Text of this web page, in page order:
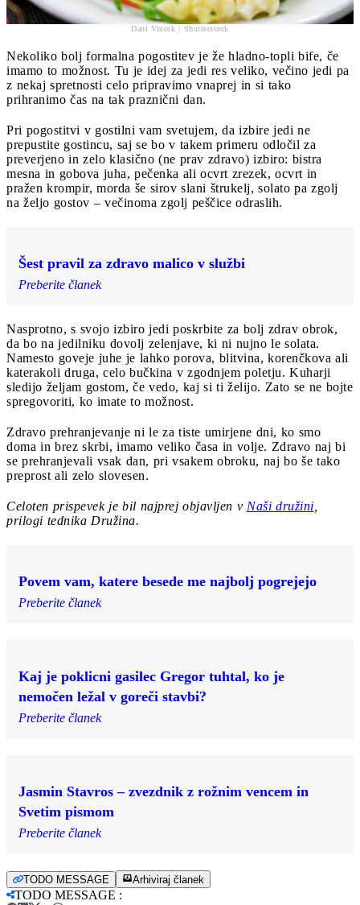
Dani Vincek | Shutterstock
Nekoliko bolj formalna pogostitev je že hladno-topli bife, če
imamo to možnost. Tu je idej za jedi res veliko, večino jedi pa
z nekaj spretnosti celo pripravimo vnaprej in si tako
prihranimo čas na tak praznični dan.
Pri pogostitvi v gostilni vam svetujem, da izbire jedi ne
prepustite gostincu, saj se bo v takem primeru odločil za
preverjeno in zelo klasično (ne prav zdravo) izbiro: bistra
mesna in gobova juha, pečenka ali ocvrt zrezek, ocvrt in
pražen krompir, morda še sirov slani štrukelj, solato pa zgolj
na željo gostov – večinoma zgolj peščice odraslih.
Šest pravil za zdravo malico v službi
Preberite članek
Nasprotno, s svojo izbiro jedi poskrbite za bolj zdrav obrok,
da bo na jedilniku dovolj zelenjave, ki ni nujno le solata.
Namesto goveje juhe je lahko porova, blitvina, korenčkova ali
katerakoli druga, celo bučkina v zgodnjem poletju. Kuharji
sledijo željam gostom, če vedo, kaj si ti želijo. Zato se ne bojte
spregovoriti, ko imate to možnost.
Zdravo prehranjevanje ni le za tiste umirjene dni, ko smo
doma in brez skrbi, imamo veliko časa in volje. Zdravo naj bi
se prehranjevali vsak dan, pri vsakem obroku, naj bo še tako
preprost ali zelo slovesen.
Celoten prispevek je bil najprej objavljen v Naši družini
prilogi tednika Družina.
Povem vam, katere besede me najbolj pogrejejo
Preberite članek
Kaj je poklicni gasilec Gregor tuhtal, ko je
nemočen ležal v goreči stavbi?
Preberite članek
Jasmin Stavros – zvezdnik z rožnim vencem in
Svetim pismom
Preberite članek
TODO MESSAGE Arhiviraj članek
TODO MESSAGE :